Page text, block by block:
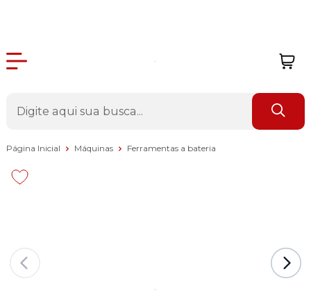
Página Inicial Máquinas Ferramentas a bateria